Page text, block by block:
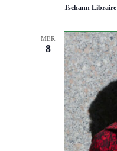
Tschann Libraire
MER
8